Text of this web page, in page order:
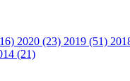
2020 (23) 2019 (51)
(21)